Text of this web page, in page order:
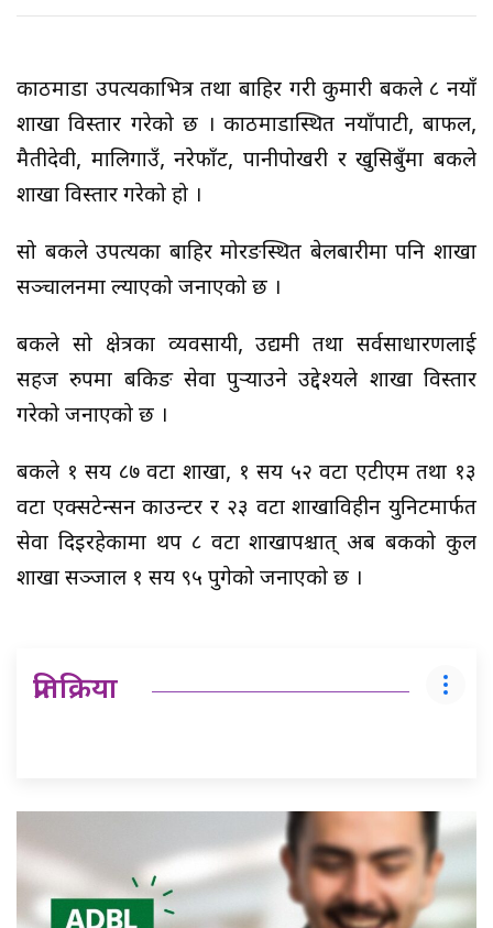
काठमाडौं उपत्यकाभित्र तथा बाहिर गरी कुमारी बैंकले ८ नयाँ
शाखा विस्तार गरेको छ । काठमाडौंस्थित नयाँपाटी, बाफल,
मैतीदेवी, मालिगाउँ, नरेफाँट, पानीपोखरी र खुसिबुँमा बैंकले
शाखा विस्तार गरेको हो ।
सो बैंकले उपत्यका बाहिर मोरङस्थित बेलबारीमा पनि शाखा
सञ्‍चालनमा ल्याएको जनाएको छ ।
बैंकले सो क्षेत्रका व्यवसायी, उद्यमी तथा सर्वसाधारणलाई
सहज रुपमा बैंकिङ सेवा पुर्‍याउने उद्देश्यले शाखा विस्तार
गरेको जनाएको छ ।
बैंकले १ सय ८७ वटा शाखा, १ सय ५२ वटा एटीएम तथा १३
वटा एक्सटेन्सन काउन्टर र २३ वटा शाखाविहीन युनिटमार्फत
सेवा दिइरहेकामा थप ८ वटा शाखापश्चात् अब बैंकको कुल
शाखा सञ्जाल १ सय ९५ पुगेको जनाएको छ ।
प्रतिक्रिया